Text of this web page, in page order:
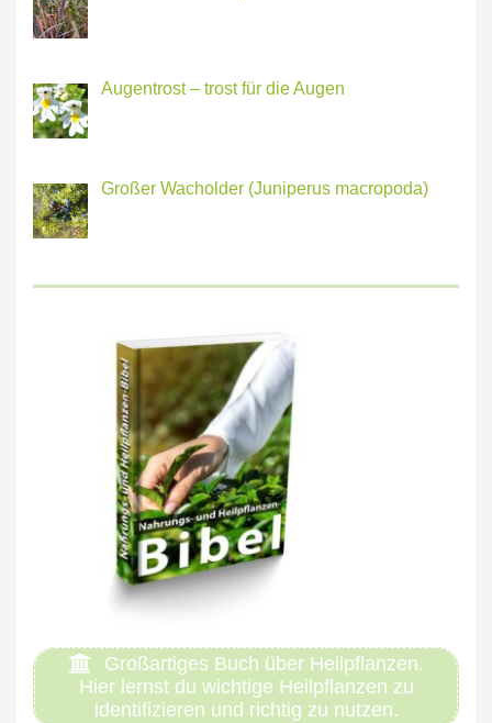
Augentrost – trost für die Augen
Großer Wacholder (Juniperus macropoda)
Großartiges Buch über Heilpflanzen.
Hier lernst du wichtige Heilpflanzen zu
identifizieren und richtig zu nutzen.